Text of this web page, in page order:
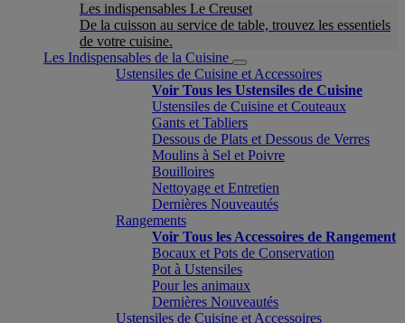
Les indispensables Le Creuset
De la cuisson au service de table, trouvez les essentiels
de votre cuisine.
Les Indispensables de la Cuisine
Ustensiles de Cuisine et Accessoires
Voir Tous les Ustensiles de Cuisine
Ustensiles de Cuisine et Couteaux
Gants et Tabliers
Dessous de Plats et Dessous de Verres
Moulins à Sel et Poivre
Bouilloires
Nettoyage et Entretien
Dernières Nouveautés
Rangements
Voir Tous les Accessoires de Rangement
Bocaux et Pots de Conservation
Pot à Ustensiles
Pour les animaux
Dernières Nouveautés
Ustensiles de Cuisine et Accessoires